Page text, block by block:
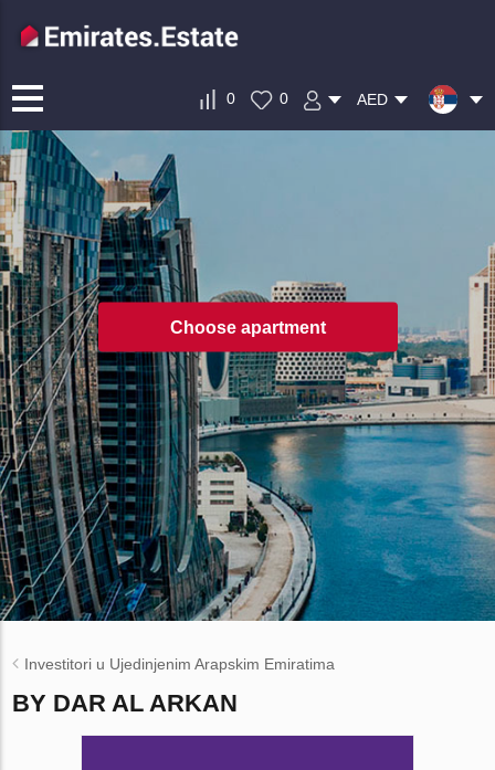
0 0 AED
Choose apartment
Investitori u Ujedinjenim Arapskim Emiratima
BY DAR AL ARKAN